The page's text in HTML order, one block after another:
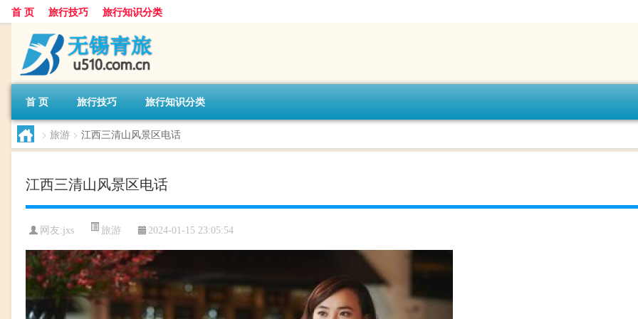
首 页 旅行技巧 旅行知识分类
首 页 旅行技巧 旅行知识分类
> 旅游 > 江西三清山风景区电话
江西三清山风景区电话
网友:jxs 旅游 2024-01-15 23:05:54